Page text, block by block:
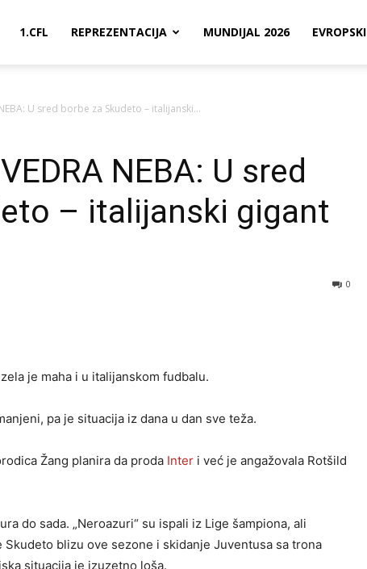
1.CFL REPREZENTACIJA MUNDIJAL 2026 EVROPSKI
U sred borbe za Skudeto – italijanski...
NEBA: U sred
– italijanski gigant
0
je maha i u italijanskom fudbalu.
pa je situacija iz dana u dan sve teža.
Žang planira da proda Inter i već je angažovala Rotšild
do sada. „Neroazuri“ su ispali iz Lige šampiona, ali
blizu ove sezone i skidanje Juventusa sa trona
situacija je izuzetno loša.